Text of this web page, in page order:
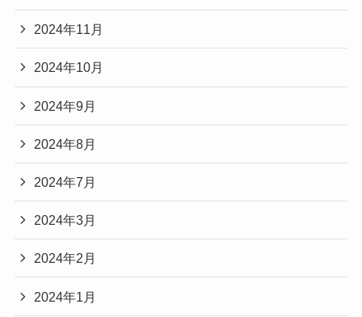
2024年11月
2024年10月
2024年9月
2024年8月
2024年7月
2024年3月
2024年2月
2024年1月